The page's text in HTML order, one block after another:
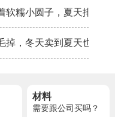
软糯小圆子，夏天排队排
，冬天卖到夏天也不淡
材料
需要跟公司买吗？